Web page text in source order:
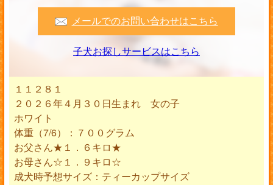
メールでのお問い合わせはこちら
子犬お探しサービスはこちら
１１２８１
２０２６年４月３０日生まれ 女の子
ホワイト
体重（7/6）：７００グラム
お父さん★１．６キロ★
お母さん☆１．９キロ☆
成犬時予想サイズ：ティーカップサイズ